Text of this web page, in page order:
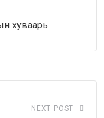
хуваарь
NEXT POST